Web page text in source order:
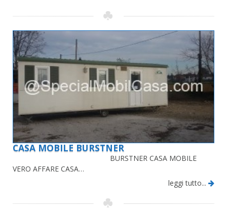
CASA MOBILE BURSTNER
BURSTNER CASA MOBILE
VERO AFFARE CASA…
leggi tutto...